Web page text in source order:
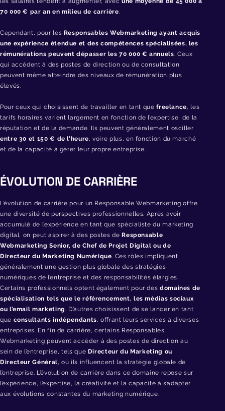
70 000 € par an en milieu de carrière.
Cependant, pour les Responsables Webmarketing ayant acquis
une expérience étendue et des compétences spécialisées, les
rémunérations peuvent dépasser les 70 000 € annuels. Ceux
qui accèdent à des postes de direction ou de consultation
peuvent même atteindre des niveaux de rémunération plus
élevés.
Pour ceux qui choisissent de travailler en tant quefreelance, les
tarifs horaires varient largement en fonction de l’expertise, de la
réputation et de la demande. Ils peuvent généralement osciller
entre 30 et 150 € de l’heure, voire plus, en fonction du marché
et de la capacité à gérer leur propre entreprise.
ÉVOLUTION DE CARRIÈRE
L’évolution de carrière pour un Responsable Webmarketing offre
une diversité de perspectives professionnelles. Après avoir
accumulé de l’expérience en tant que spécialiste du marketing
digital, on peut aspirer à des postes de Responsable
Webmarketing Senior, de Chef de Projet Digital ou de
Directeur du Marketing Numérique. Ces rôles impliquent
généralement une gestion plus globale des stratégies
numériques de l’entreprise et des responsabilités élargies.
Certains professionnels optent également pour desdomaines de
spécialisation tels que le référencement, les médias sociaux
ou l’email marketing. D’autres choisissent de se lancer en tant
que consultants indépendants, offrant leurs services à diverses
entreprises. En fin de carrière, certains Responsables
Webmarketing peuvent accéder à des postes de direction au
sein de l’entreprise, tels que Directeur du Marketing ou
Directeur Général, où ils influencent la stratégie globale de
l’entreprise. L’évolution de carrière dans ce domaine repose sur
l’expérience, l’expertise, la créativité et la capacité à s’adapter
aux évolutions constantes du marketing numérique.